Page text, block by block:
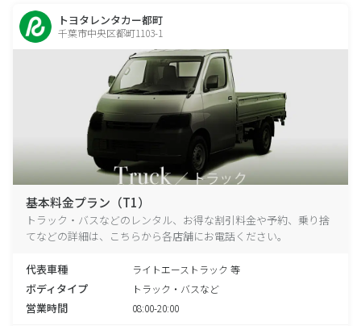
トヨタレンタカー都町
千葉市中央区都町1103-1
基本料金プラン（T1）
トラック・バスなどのレンタル、お得な割引料金や予約、乗り捨
てなどの詳細は、こちらから各店舗にお電話ください。
代表車種 ライトエーストラック 等
ボディタイプ トラック・バスなど
営業時間 08:00-20:00